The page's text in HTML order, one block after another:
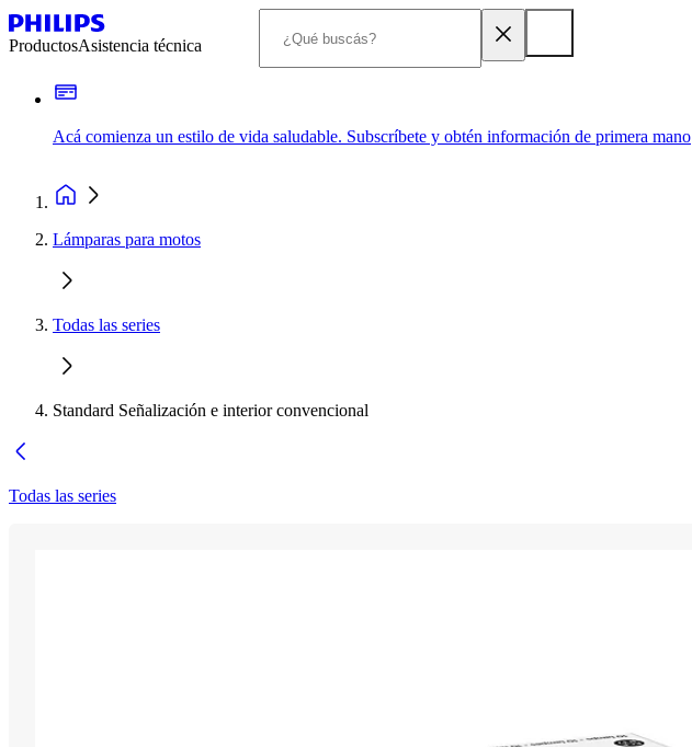
ProductosAsistencia técnica
Acá comienza un estilo de vida saludable. Subscríbete y obtén información de primera mano
Lámparas para motos
Todas las series
Standard Señalización e interior convencional
Todas las series